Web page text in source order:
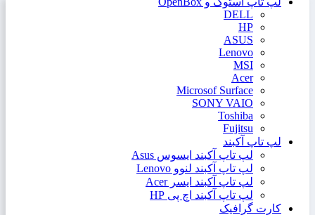
DELL
HP
ASUS
Lenovo
MSI
Acer
Microsof Surface
SONY VAIO
Toshiba
Fujitsu
لپ تاپ آکبند
لپ تاپ آکبند ایسوس Asus
لپ تاپ آکبند لنوو Lenovo
لپ تاپ آکبند ایسر Acer
لپ تاپ آکبند اچ پی HP
کارت گرافیک